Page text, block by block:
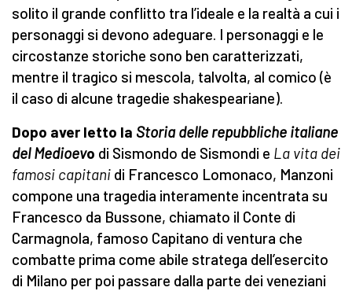
solito il grande conflitto tra l’ideale e la realtà a cui i
personaggi si devono adeguare. I personaggi e le
circostanze storiche sono ben caratterizzati,
mentre il tragico si mescola, talvolta, al comico (è
il caso di alcune tragedie shakespeariane).
Dopo aver letto la Storia delle repubbliche italiane
del Medioevo di Sismondo de Sismondi e La vita dei
famosi capitani di Francesco Lomonaco, Manzoni
compone una tragedia interamente incentrata su
Francesco da Bussone, chiamato il Conte di
Carmagnola, famoso Capitano di ventura che
combatte prima come abile stratega dell’esercito
di Milano per poi passare dalla parte dei veneziani